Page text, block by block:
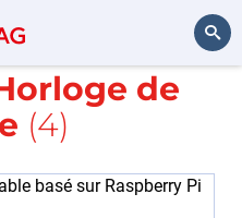
Rechercher
la balise
de
(4)